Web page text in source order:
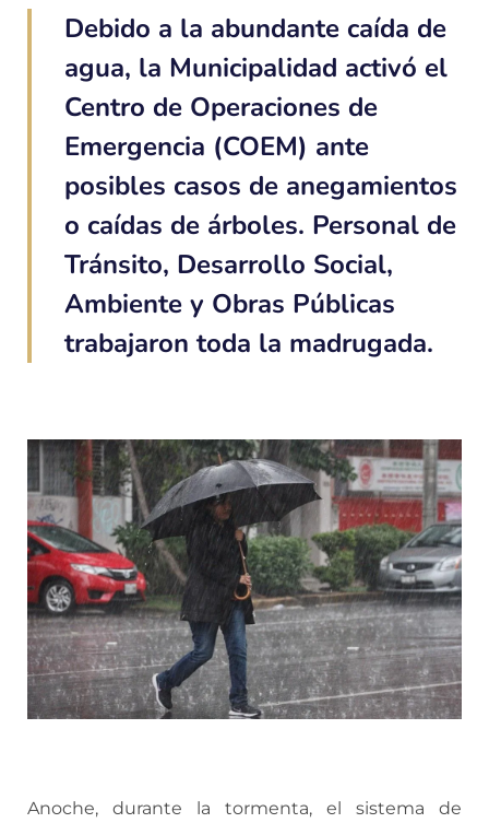
Debido a la abundante caída de
agua, la Municipalidad activó el
Centro de Operaciones de
Emergencia (COEM) ante
posibles casos de anegamientos
o caídas de árboles. Personal de
Tránsito, Desarrollo Social,
Ambiente y Obras Públicas
trabajaron toda la madrugada.
Anoche, durante la tormenta, el sistema de